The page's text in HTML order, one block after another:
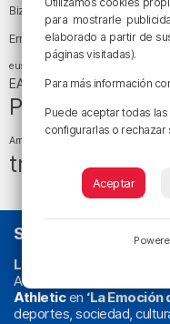
Bizkaia
Deusto Diócesis de
Ernesto Valverde Ertzaintza
euskera fiestas fútbol
EA Sports Liga Endesa
Política religión San
Arriaga tiempotiempo
tráfico en Bizkaia
SOBRE NOSOTROS
La radio sin cadenas
Actualidad y
Athleticen‘La Emoción
deportes, sociedad,
para mostrarle
elaborado a partir de
páginas visitadas).
Para más información
Puede aceptar todas
configurarlas o rechazar
Aceptar